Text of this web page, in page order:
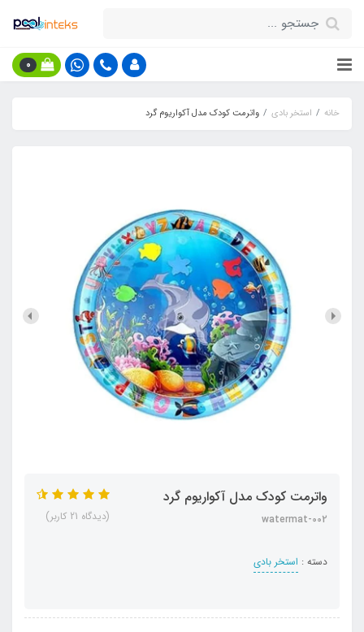
0
خانه استخر بادی واترمت کودک مدل آکواریوم گرد
واترمت کودک مدل آکواریوم گرد
watermat-002
دسته : استخر بادی
(دیدگاه 21 کاربر)